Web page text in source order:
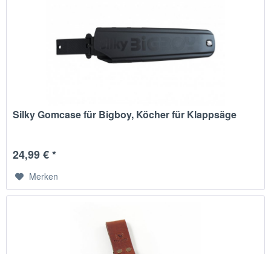
Silky Gomcase für Bigboy, Köcher für Klappsäge
24,99 € *
Merken